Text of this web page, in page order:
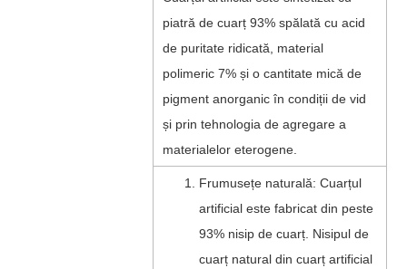
piatră de cuarț 93% spălată cu acid
de puritate ridicată, material
polimeric 7% și o cantitate mică de
pigment anorganic în condiții de vid
și prin tehnologia de agregare a
materialelor eterogene.
Frumusețe naturală: Cuarțul
artificial este fabricat din peste
93% nisip de cuarț. Nisipul de
cuarț natural din cuarț artificial